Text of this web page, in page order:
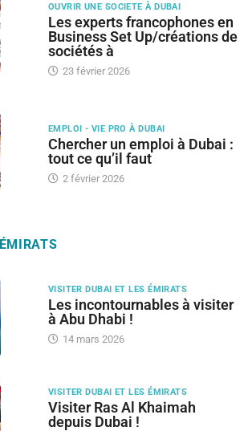
OUVRIR UNE SOCIETE À DUBAI
Les experts francophones en
Business Set Up/créations de
sociétés à
23 février 2026
EMPLOI - VIE PRO À DUBAI
Chercher un emploi à Dubai :
tout ce qu’il faut
2 février 2026
VISITER DUBAI ET LES ÉMIRATS
Les incontournables à visiter
à Abu Dhabi !
14 mars 2026
VISITER DUBAI ET LES ÉMIRATS
Visiter Ras Al Khaimah
depuis Dubai !